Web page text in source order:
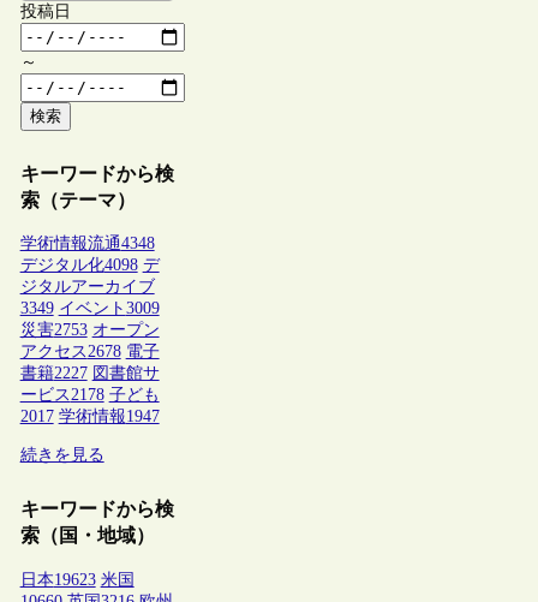
投稿日
～
検索
キーワードから検
索（テーマ）
学術情報流通4348
デジタル化4098 デ
ジタルアーカイブ
3349 イベント 3009
災害2753 オープン
アクセス2678 電子
書籍2227 図書館サ
ービス2178 子ども
2017 学術情報1947
続きを見る
キーワードから検
索（国・地域）
日本19623 米国